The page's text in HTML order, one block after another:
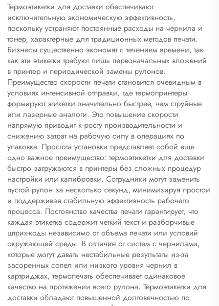
Термоэтикетки для доставки обеспечивают
исключительную экономическую эффективность,
поскольку устраняют постоянные расходы на чернила и
тонер, характерные для традиционных методов печати.
Бизнесы существенно экономят с течением времени, так
как эти этикетки требуют лишь первоначальных вложений
в принтер и периодической замены рулонов.
Преимущество скорости печати становится очевидным в
условиях интенсивной отправки, где термопринтеры
формируют этикетки значительно быстрее, чем струйные
или лазерные аналоги. Это повышение скорости
напрямую приводит к росту производительности и
снижению затрат на рабочую силу в операциях по
упаковке. Простота установки представляет собой еще
одно важное преимущество: термоэтикетки для доставки
быстро загружаются в принтеры без сложных процедур
настройки или калибровки. Сотрудники могут заменить
пустой рулон за несколько секунд, минимизируя простои
и поддерживая стабильную эффективность рабочего
процесса. Постоянство качества печати гарантирует, что
каждая этикетка содержит четкий текст и разборчивые
штрих-коды независимо от объема печати или условий
окружающей среды. В отличие от систем с чернилами,
которые могут давать нестабильные результаты из-за
засоренных сопел или низкого уровня чернил в
картриджах, термопечать обеспечивает одинаковое
качество на протяжении всего рулона. Термоэтикетки для
доставки обладают повышенной долговечностью по